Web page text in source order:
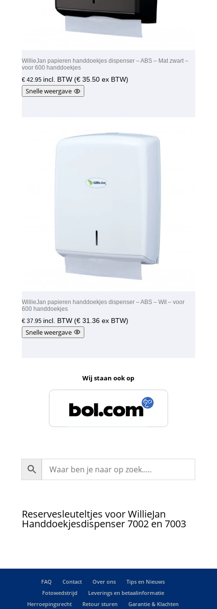
WillieJan papieren handdoekjes dispenser – ABS – Mat zwart –
voor 600 handdoekjes
€42.95 incl. BTW (€35.50ex BTW)
Snelle weergave
WillieJan papieren handdoekjes dispenser – ABS – Wit – voor
600 handdoekjes
€37.95 incl. BTW (€31.36ex BTW)
Snelle weergave
Wij staan ook op
Reservesleuteltjes voor WillieJan
Handdoekjesdispenser 7002 en 7003
FAQ Contact Over ons
Tips en Nieuws
Fotowedstrijd
Leverings en betaalinformatie
Herroepingsrecht
Retour sturen Garantie & Klachten